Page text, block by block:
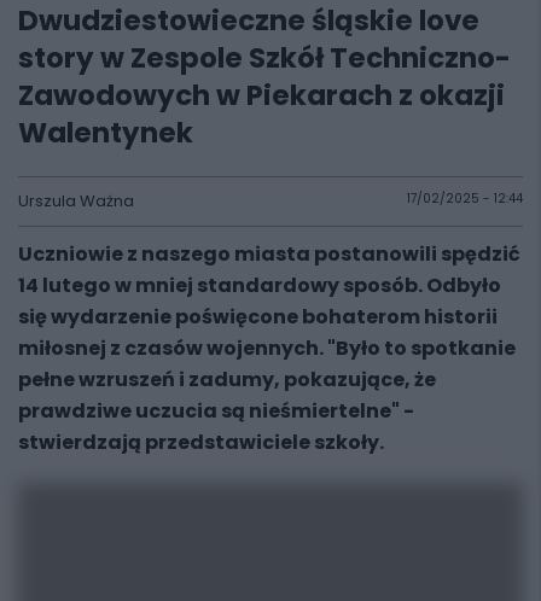
Dwudziestowieczne śląskie love
story w Zespole Szkół Techniczno-
Zawodowych w Piekarach z okazji
Walentynek
Urszula Ważna 17/02/2025 - 12:44
Uczniowie z naszego miasta postanowili spędzić
14 lutego w mniej standardowy sposób. Odbyło
się wydarzenie poświęcone bohaterom historii
miłosnej z czasów wojennych. "Było to spotkanie
pełne wzruszeń i zadumy, pokazujące, że
prawdziwe uczucia są nieśmiertelne" -
stwierdzają przedstawiciele szkoły.